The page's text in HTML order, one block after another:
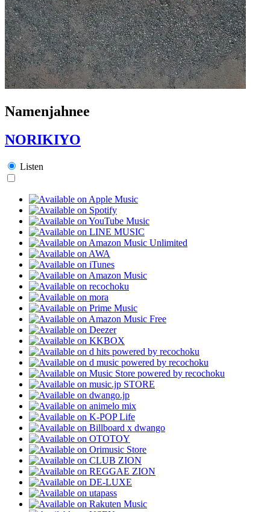
Namenjahnee
NORIKIYO
Listen